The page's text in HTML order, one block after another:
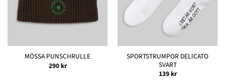
MÖSSA PUNSCHRULLE
290kr
SPORTSTRUMPOR DELICATO
SVART
139kr